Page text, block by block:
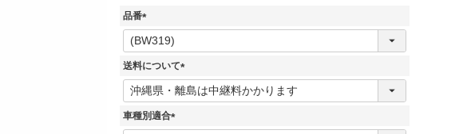
品番
(
必
須
送料について
(
必
車種別適合